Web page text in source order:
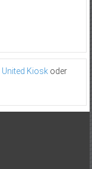
United Kioskoder